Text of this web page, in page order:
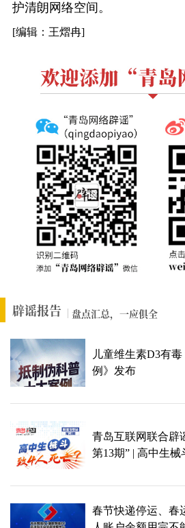
护清朗网络空间。
[编辑：王熠冉]
辟谣报告 盘点汇总，一应俱全
儿童维生素D3有
例》发布
青岛互联网联合辟
第13期” | 高中生械
春节快递停运、春